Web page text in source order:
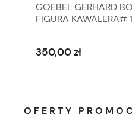
GOEBEL GERHARD
FIGURA KAWALERA#
350,00 zł
OFERTY